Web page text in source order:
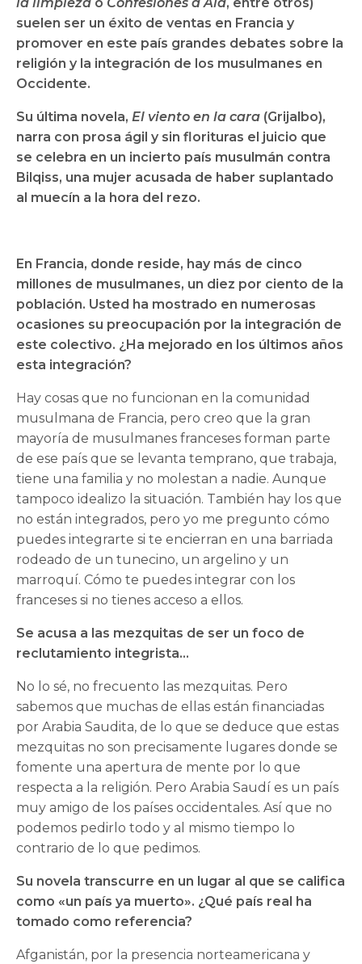
suelen ser un éxito de ventas en Francia y
promover en este país grandes debates sobre la
religión y la integración de los musulmanes en
Occidente.
Su última novela,El viento en la cara (Grijalbo),
narra con prosa ágil y sin florituras el juicio que
se celebra en un incierto país musulmán contra
Bilqiss, una mujer acusada de haber suplantado
al muecín a la hora del rezo.
En Francia, donde reside, hay más de cinco
millones de musulmanes, un diez por ciento de la
población. Usted ha mostrado en numerosas
ocasiones su preocupación por la integración de
este colectivo. ¿Ha mejorado en los últimos años
esta integración?
Hay cosas que no funcionan en la comunidad
musulmana de Francia, pero creo que la gran
mayoría de musulmanes franceses forman parte
de ese país que se levanta temprano, que trabaja,
tiene una familia y no molestan a nadie. Aunque
tampoco idealizo la situación. También hay los que
no están integrados, pero yo me pregunto cómo
puedes integrarte si te encierran en una barriada
rodeado de un tunecino, un argelino y un
marroquí. Cómo te puedes integrar con los
franceses si no tienes acceso a ellos.
Se acusa a las mezquitas de ser un foco de
reclutamiento integrista…
No lo sé, no frecuento las mezquitas. Pero
sabemos que muchas de ellas están financiadas
por Arabia Saudita, de lo que se deduce que estas
mezquitas no son precisamente lugares donde se
fomente una apertura de mente por lo que
respecta a la religión. Pero Arabia Saudí es un país
muy amigo de los países occidentales. Así que no
podemos pedirlo todo y al mismo tiempo lo
contrario de lo que pedimos.
Su novela transcurre en un lugar al que se califica
como «un país ya muerto». ¿Qué país real ha
tomado como referencia?
Afganistán, por la presencia norteamericana y